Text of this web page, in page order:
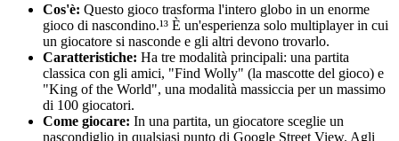
Cos'è: Questo gioco trasforma l'intero globo in un enorme
gioco di nascondino.¹³ È un'esperienza solo multiplayer in cui
un giocatore si nasconde e gli altri devono trovarlo.
Caratteristiche: Ha tre modalità principali: una partita
classica con gli amici, "Find Wolly" (la mascotte del gioco) e
"King of the World", una modalità massiccia per un massimo
di 100 giocatori.
Come giocare: In una partita, un giocatore sceglie un
nascondiglio in qualsiasi punto di Google Street View. Agli